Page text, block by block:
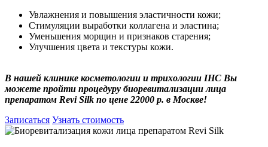
Увлажнения и повышения эластичности кожи;
Стимуляции выработки коллагена и эластина;
Уменьшения морщин и признаков старения;
Улучшения цвета и текстуры кожи.
В нашей клинике косметологии и трихологии IHC Вы
можете пройти процедуру биоревитализации лица
препаратом Revi Silk по цене 22000 р. в Москве!
Записаться Узнать стоимость